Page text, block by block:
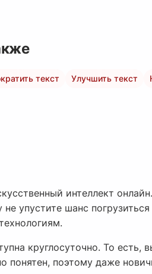
текст Улучшить текст
интеллект
упустите шанс
круглосуточно. То
понятен, поэтому даже